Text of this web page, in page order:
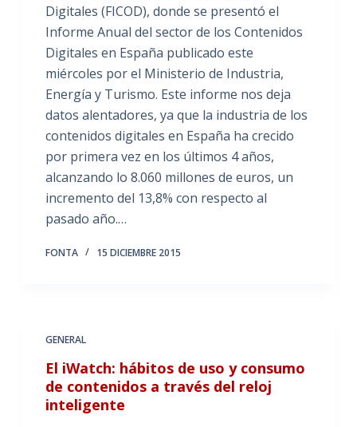
Digitales (FICOD), donde se presentó el
Informe Anual del sector de los Contenidos
Digitales en España publicado este
miércoles por el Ministerio de Industria,
Energía y Turismo. Este informe nos deja
datos alentadores, ya que la industria de los
contenidos digitales en España ha crecido
por primera vez en los últimos 4 años,
alcanzando lo 8.060 millones de euros, un
incremento del 13,8% con respecto al
pasado año.…
FONTA 15 DICIEMBRE 2015
GENERAL
El iWatch: hábitos de uso y consumo
de contenidos a través del reloj
inteligente